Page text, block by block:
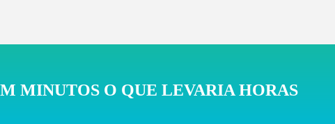
MINUTOS O QUE LEVARIA HORAS